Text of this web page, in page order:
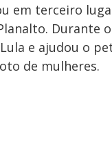
em terceiro
Durante
e ajudou o
de mulheres.